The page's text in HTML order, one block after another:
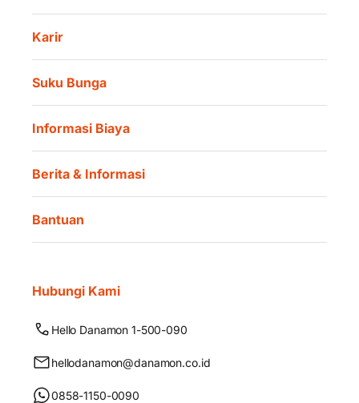
Karir
Suku Bunga
Informasi Biaya
Berita & Informasi
Bantuan
Hubungi Kami
Hello Danamon 1-500-090
hellodanamon@danamon.co.id
0858-1150-0090